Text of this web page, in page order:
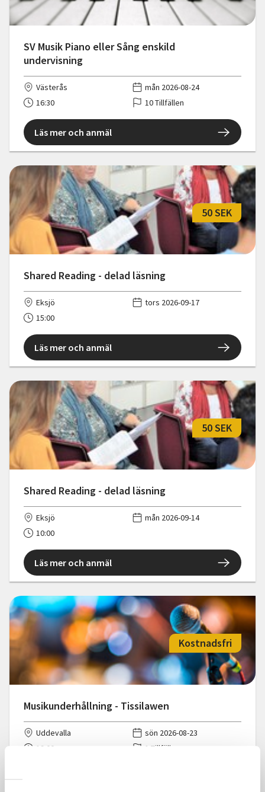
SV Musik Piano eller Sång enskild
undervisning
Västerås
mån 2026-08-24
16:30
10 Tillfällen
Läs mer och anmäl
Shared Reading - delad läsning
50 SEK
Eksjö
tors 2026-09-17
15:00
Läs mer och anmäl
Shared Reading - delad läsning
50 SEK
Eksjö
mån 2026-09-14
10:00
Läs mer och anmäl
Musikunderhållning - Tissilawen
Kostnadsfri
Uddevalla
sön 2026-08-23
19:00
1 Tillfällen